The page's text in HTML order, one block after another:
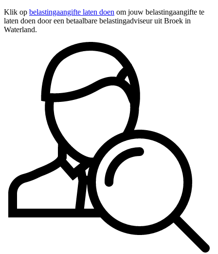
Klik op belastingaangifte laten doen om jouw belastingaangifte te
laten doen door een betaalbare belastingadviseur uit Broek in
Waterland.